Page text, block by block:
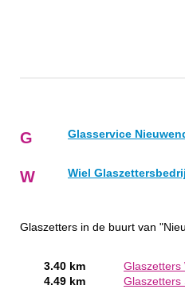
G Glasservice
W Wiel
Glaszetters in de buurt van
3.40 km
Glaszetters
4.49 km
Glaszetters